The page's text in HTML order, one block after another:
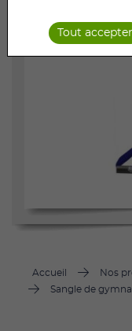
Résistance :
Accueil Nos
Sangle de
Tout accepter